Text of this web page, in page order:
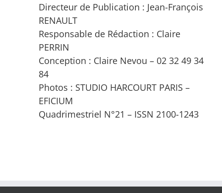
Directeur de Publication : Jean-François
RENAULT
Responsable de Rédaction : Claire
PERRIN
Conception : Claire Nevou – 02 32 49 34
84
Photos : STUDIO HARCOURT PARIS –
EFICIUM
Quadrimestriel N°21 – ISSN 2100-1243